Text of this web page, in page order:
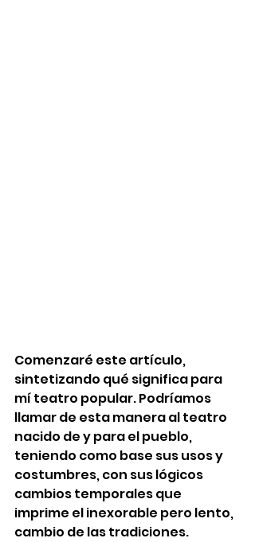
Comenzaré este artículo,
sintetizando qué significa para
mí teatro popular. Podríamos
llamar de esta manera al teatro
nacido de y para el pueblo,
teniendo como base sus usos y
costumbres, con sus lógicos
cambios temporales que
imprime el inexorable pero lento,
cambio de las tradiciones.